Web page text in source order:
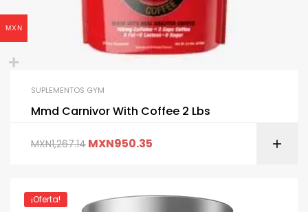
SUPLEMENTOS GYM
Mmd Carnivor With Coffee 2 Lbs
MXN1,267.14 MXN950.35
¡Oferta!
MXN